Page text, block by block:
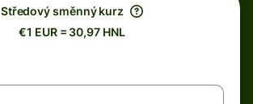
Středový směnný kurz
€1 EUR = 30,97 HNL